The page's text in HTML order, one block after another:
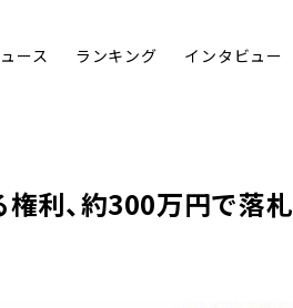
ース ランキング インタビュー
利、約300万円で落札